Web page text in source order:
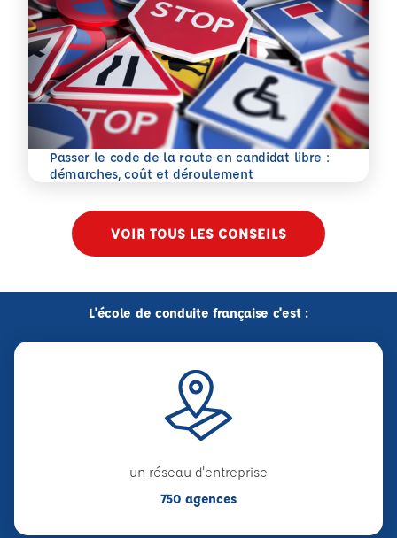
Passer le code de la route en candidat libre :
démarches, coût et déroulement
En savoir plus
VOIR TOUS LES CONSEILS
L'école de conduite française c'est :
un réseau d'entreprise
750 agences